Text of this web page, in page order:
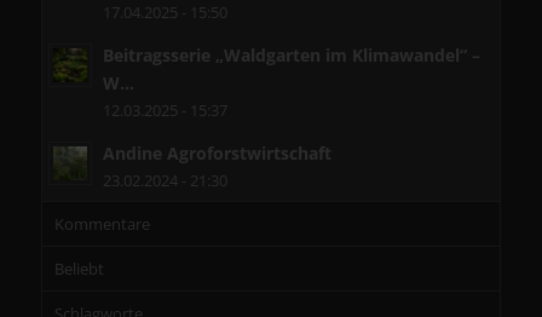
17.04.2025 - 15:50
Beitragsserie „Waldgarten im Klimawandel“ –
W...
12.03.2025 - 15:37
Andine Agroforstwirtschaft
23.02.2024 - 21:30
Kommentare
Beliebt